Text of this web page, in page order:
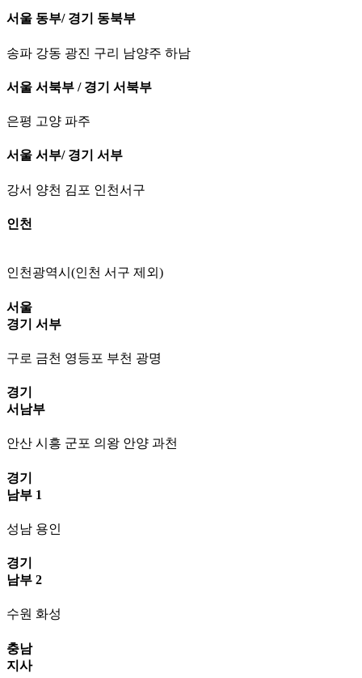
서울 동부/ 경기 동북부
송파 강동 광진 구리 남양주 하남
서울 서북부 / 경기 서북부
은평 고양 파주
서울 서부/ 경기 서부
강서 양천 김포 인천서구
인천
인천광역시(인천 서구 제외)
서울
경기 서부
구로 금천 영등포 부천 광명
경기
서남부
안산 시흥 군포 의왕 안양 과천
경기
남부 1
성남 용인
경기
남부 2
수원 화성
충남
지사